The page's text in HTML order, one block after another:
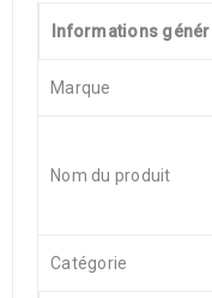
Informations
Marque
Nom du produit
Catégorie